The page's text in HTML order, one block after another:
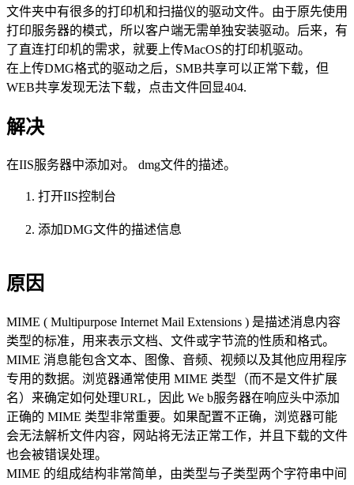
文件夹中有很多的打印机和扫描仪的驱动文件。由于原先使用
打印服务器的模式，所以客户端无需单独安装驱动。后来，有
了直连打印机的需求，就要上传MacOS的打印机驱动。
在上传DMG格式的驱动之后，SMB共享可以正常下载，但
WEB共享发现无法下载，点击文件回显404.
解决
在IIS服务器中添加对。 dmg文件的描述。
打开IIS控制台
添加DMG文件的描述信息
原因
MIME ( Multipurpose Internet Mail Extensions ) 是描述消息内容
类型的标准，用来表示文档、文件或字节流的性质和格式。
MIME 消息能包含文本、图像、音频、视频以及其他应用程序
专用的数据。浏览器通常使用 MIME 类型（而不是文件扩展
名）来确定如何处理URL，因此 We b服务器在响应头中添加
正确的 MIME 类型非常重要。如果配置不正确，浏览器可能
会无法解析文件内容，网站将无法正常工作，并且下载的文件
也会被错误处理。
MIME 的组成结构非常简单，由类型与子类型两个字符串中间